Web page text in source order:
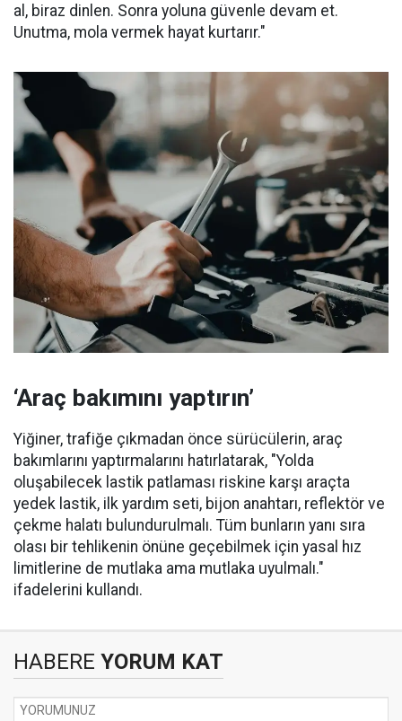
al, biraz dinlen. Sonra yoluna güvenle devam et.
Unutma, mola vermek hayat kurtarır."
‘Araç bakımını yaptırın’
Yiğiner, trafiğe çıkmadan önce sürücülerin, araç
bakımlarını yaptırmalarını hatırlatarak, "Yolda
oluşabilecek lastik patlaması riskine karşı araçta
yedek lastik, ilk yardım seti, bijon anahtarı, reflektör ve
çekme halatı bulundurulmalı. Tüm bunların yanı sıra
olası bir tehlikenin önüne geçebilmek için yasal hız
limitlerine de mutlaka ama mutlaka uyulmalı."
ifadelerini kullandı.
HABERE YORUM KAT